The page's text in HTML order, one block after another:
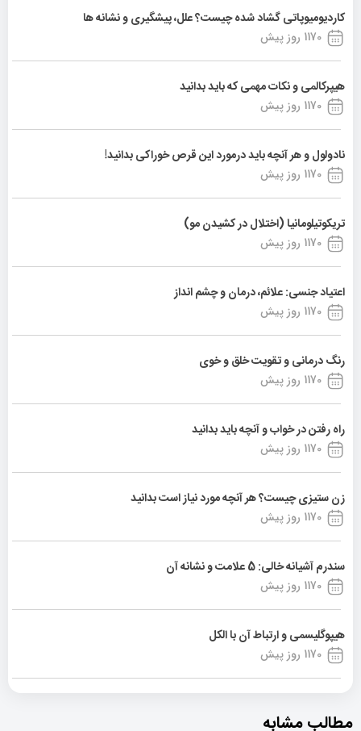
کاردیومیوپاتی گشاد شده چیست؟ علل، پیشگیری و نشانه ها
1170 روز پیش
هیپرکالمی و نکات مهمی که باید بدانید
1170 روز پیش
نادولول و هر آنچه باید درمورد این قرص خوراکی بدانید!
1170 روز پیش
تریکوتیلومانیا (اختلال در کشیدن مو)
1170 روز پیش
اعتیاد جنسی: علائم، درمان و چشم انداز
1170 روز پیش
رنگ درمانی و تقویت خلق و خوی
1170 روز پیش
راه رفتن در خواب و آنچه باید بدانید
1170 روز پیش
زن ستیزی چیست؟ هر آنچه مورد نیاز است بدانید
1170 روز پیش
سندرم آشیانه خالی: 5 علامت و نشانه آن
1170 روز پیش
هیپوگلیسمی و ارتباط آن با الکل
1170 روز پیش
مطالب مشابه